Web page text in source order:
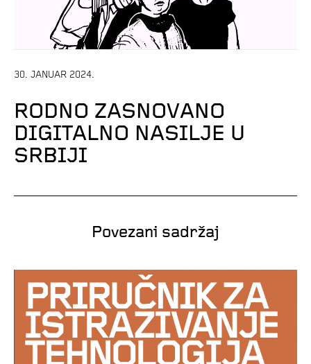
30. JANUAR 2024.
RODNO ZASNOVANO
DIGITALNO NASILJE U
SRBIJI
Povezani sadržaj